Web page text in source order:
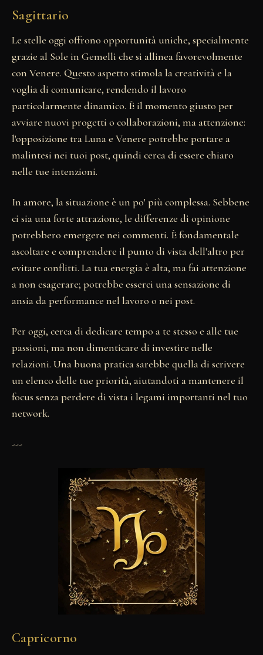
Sagittario
Le stelle oggi offrono opportunità uniche, specialmente
grazie al Sole in Gemelli che si allinea favorevolmente
con Venere. Questo aspetto stimola la creatività e la
voglia di comunicare, rendendo il lavoro
particolarmente dinamico. È il momento giusto per
avviare nuovi progetti o collaborazioni, ma attenzione:
l'opposizione tra Luna e Venere potrebbe portare a
malintesi nei tuoi post, quindi cerca di essere chiaro
nelle tue intenzioni.
In amore, la situazione è un po' più complessa. Sebbene
ci sia una forte attrazione, le differenze di opinione
potrebbero emergere nei commenti. È fondamentale
ascoltare e comprendere il punto di vista dell'altro per
evitare conflitti. La tua energia è alta, ma fai attenzione
a non esagerare; potrebbe esserci una sensazione di
ansia da performance nel lavoro o nei post.
Per oggi, cerca di dedicare tempo a te stesso e alle tue
passioni, ma non dimenticare di investire nelle
relazioni. Una buona pratica sarebbe quella di scrivere
un elenco delle tue priorità, aiutandoti a mantenere il
focus senza perdere di vista i legami importanti nel tuo
network.
---
Capricorno